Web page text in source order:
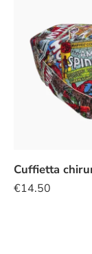
€14.50